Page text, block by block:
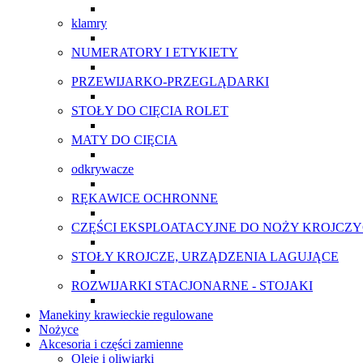
klamry
NUMERATORY I ETYKIETY
PRZEWIJARKO-PRZEGLĄDARKI
STOŁY DO CIĘCIA ROLET
MATY DO CIĘCIA
odkrywacze
RĘKAWICE OCHRONNE
CZĘŚCI EKSPLOATACYJNE DO NOŻY
STOŁY KROJCZE, URZĄDZENIA LAGUJĄCE
ROZWIJARKI STACJONARNE - STOJAKI
Manekiny krawieckie regulowane
Nożyce
Akcesoria i części zamienne
Oleje i oliwiarki